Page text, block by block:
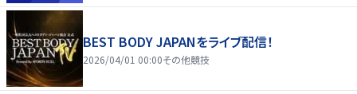
BEST BODY JAPANをライブ配信！
2026/04/01 00:00その他競技